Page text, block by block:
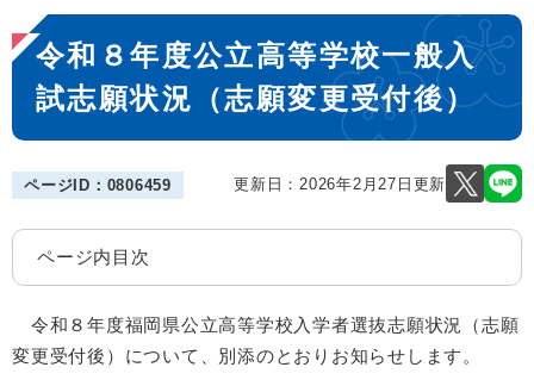
本
文
令和８年度公立高等学校一般入
試志願状況（志願変更受付後）
ページID：0806459 更新日：2026年2月27日更新
ページ内目次
令和８年度福岡県公立高等学校入学者選抜志願状況（志願
変更受付後）について、別添のとおりお知らせします。